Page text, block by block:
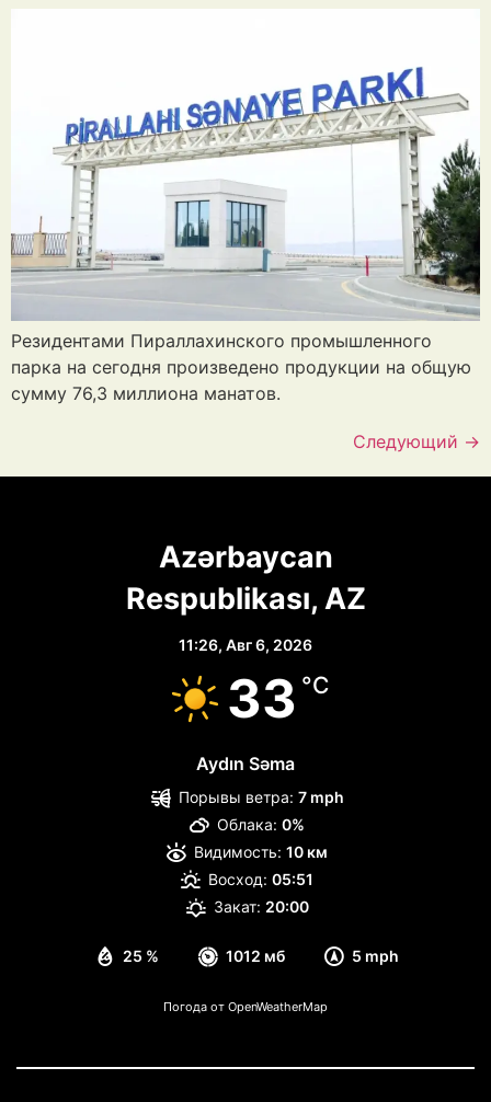
Резидентами Пираллахинского промышленного
парка на сегодня произведено продукции на общую
сумму 76,3 миллиона манатов.
Следующий →
Azərbaycan
Respublikası, AZ
11:26, Авг 6, 2026
33 °C
Aydın Səma
25 % 1012 мб 5 mph
Порывы ветра: 7 mph
Облака: 0%
Видимость: 10 км
Восход: 05:51
Закат: 20:00
Погода от OpenWeatherMap